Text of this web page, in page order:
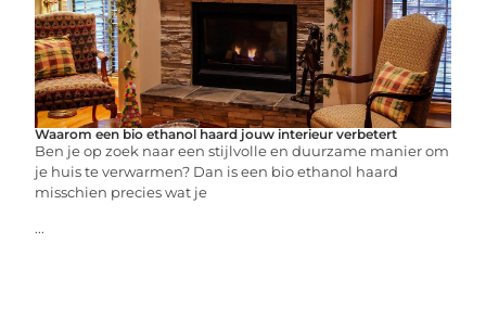
Waarom een bio ethanol haard jouw interieur verbetert
Ben je op zoek naar een stijlvolle en duurzame manier om
je huis te verwarmen? Dan is een bio ethanol haard
misschien precies wat je
...